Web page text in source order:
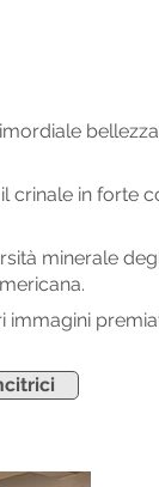
crinale in forte
minerale
immagini